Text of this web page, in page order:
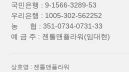
국민은행 : 9-1566-3289-53
우리은행 : 1005-302-562252
농 협 : 351-0734-0731-33
예 금 주 : 젠틀맨플라워(임대현)
상호명 : 젠틀맨플라워